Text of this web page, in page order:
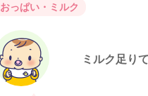
おっぱい・ミルク
ミルク足り